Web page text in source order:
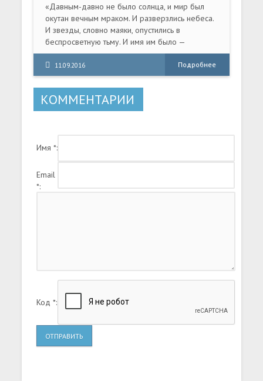
«Давным-давно не было солнца, и мир был
окутан вечным мраком. И разверзлись небеса.
И звезды, словно маяки, опустились в
беспросветную тьму. И имя им было —
Эмберы. Могущественные и мудрые друиды
древней расы Светоносцев, блуждающей по
орбите в поисках света. Они исполнили ритуал
пробуждения и пробудили Эмберов из
глубокого сна. Внезапно мир озарил яркий
свет, и была снята завеса тьмы.
11.09.2016 Подробнее
КОММЕНТАРИИ
Имя *:
Email
*:
Код *:
ОТПРАВИТЬ